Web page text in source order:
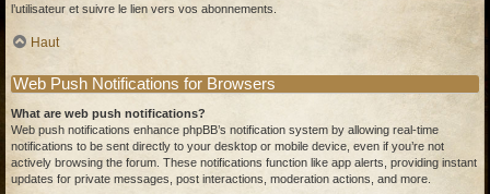
l’utilisateur et suivre le lien vers vos abonnements.
Haut
Web Push Notifications for Browsers
What are web push notifications?
Web push notifications enhance phpBB’s notification system by allowing real-time
notifications to be sent directly to your desktop or mobile device, even if you’re not
actively browsing the forum. These notifications function like app alerts, providing instant
updates for private messages, post interactions, moderation actions, and more.